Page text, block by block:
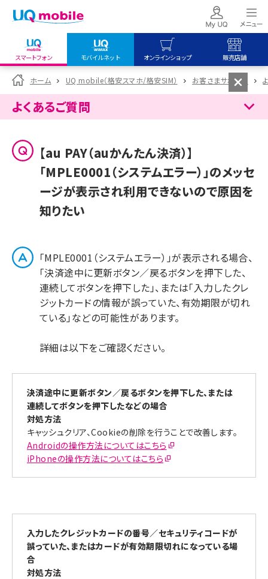
スマートフォン モバイルネット オンラインショップ 販売店舗
my UQ WiMAX
UQ WiMAX ご契約の方
My UQ mobile
UQ mobile
データチャージサイト
UQ mobile
オンラインショップ
UQ WiMAX
UQ mobile
販売店舗
UQ WiMAX
ホーム UQ mobile（格安スマホ/格安SIM） お客さまサポート
よくあるご質問
【au PAY（auかんたん決済）】
「MPLE0001（システムエラー）」のメッセ
ージが表示され利用できないので原因を
知りたい
「MPLE0001（システムエラー）」が表示される場合、
「決済途中に更新ボタン／戻るボタンを押下した、
連続してボタンを押下した」、または「入力したクレ
ジットカードの情報が誤っていた、有効期限が切れ
ている」などの可能性があります。
詳細は以下をご確認ください。
決済途中に更新ボタン／戻るボタンを押下した、または
連続してボタンを押下したなどの場合
対処方法
キャッシュクリア、Cookieの削除を行うことで改善します。
Androidの操作方法についてはこちら
iPhoneの操作方法についてはこちら
入力したクレジットカードの番号／セキュリティコードが
誤っていた、またはカードが有効期限切れになっている場
合
対処方法